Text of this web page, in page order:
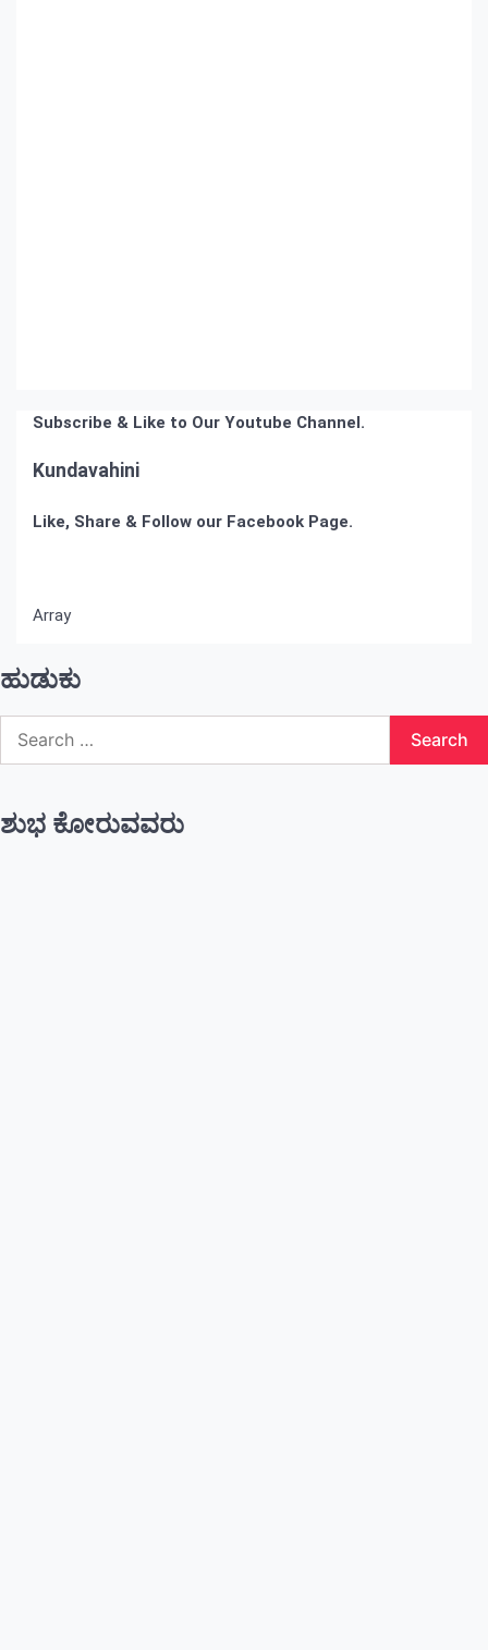
Subscribe & Like to Our Youtube Channel.
Kundavahini
Like, Share & Follow our Facebook Page.
Array
ಹುಡುಕು
for:
ಶುಭ ಕೋರುವವರು